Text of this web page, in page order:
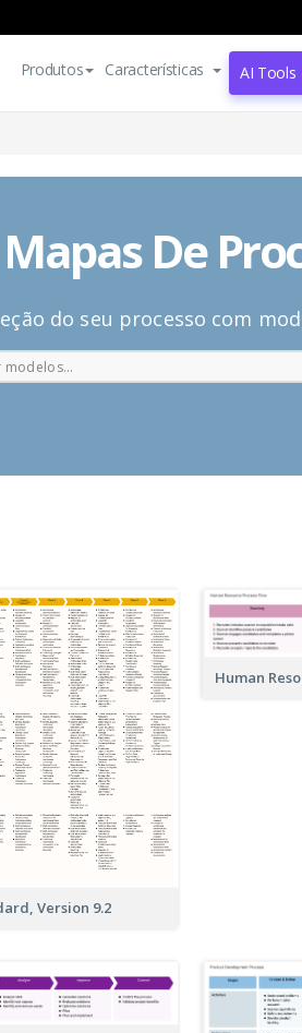
Produtos Características AI Tools
De
do seu processo com
Version 9.2
Human